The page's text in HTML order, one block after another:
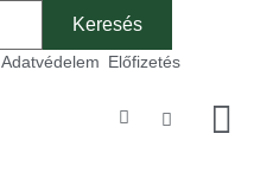
Adatvédelem Előfizetés